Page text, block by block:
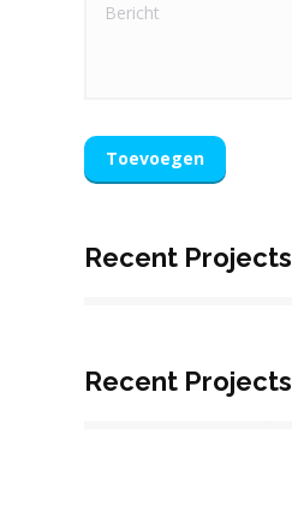
Toevoegen
Recent Projects
Recent Projects